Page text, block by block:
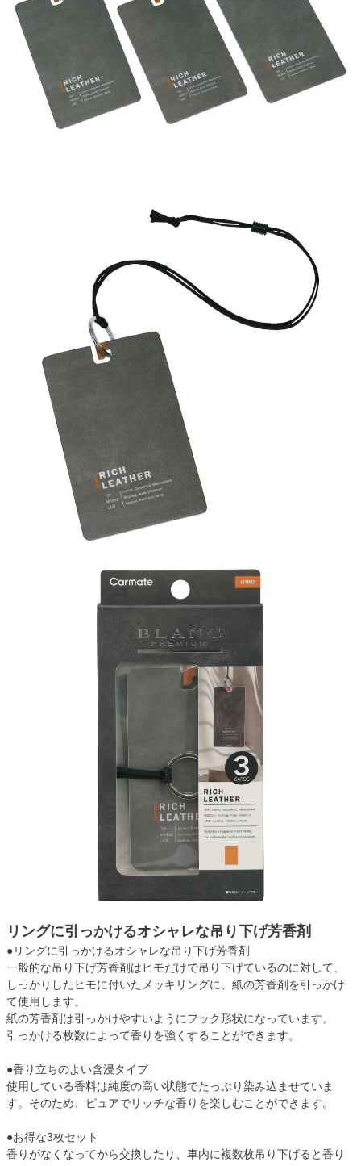
リングに引っかけるオシャレな吊り下げ芳香剤
●リングに引っかけるオシャレな吊り下げ芳香剤
一般的な吊り下げ芳香剤はヒモだけで吊り下げているのに対して、
しっかりしたヒモに付いたメッキリングに、紙の芳香剤を引っかけ
て使用します。
紙の芳香剤は引っかけやすいようにフック形状になっています。
引っかける枚数によって香りを強くすることができます。
●香り立ちのよい含浸タイプ
使用している香料は純度の高い状態でたっぷり染み込ませていま
す。そのため、ピュアでリッチな香りを楽しむことができます。
●お得な3枚セット
香りがなくなってから交換したり、車内に複数枚吊り下げると香り